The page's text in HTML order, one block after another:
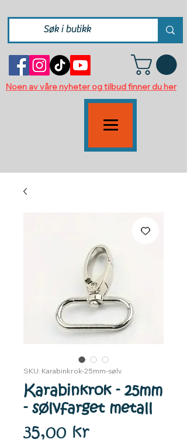
Noen av våre nyheter og tilbud finner du her
SKU: Karabinkrok-25mm-sølv
Karabinkrok - 25mm
- sølvfarget metall
35,00 krPris